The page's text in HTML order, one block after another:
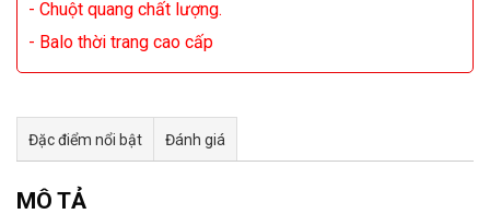
- Chuột quang chất lượng.
- Balo thời trang cao cấp
Đặc điểm nổi bật Đánh giá
Tư vấn & bán hàng qua Facebook
MÔ TẢ